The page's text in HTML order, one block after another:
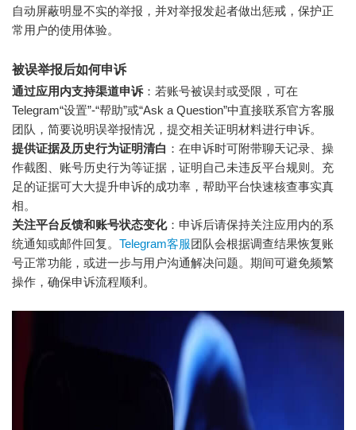
自动屏蔽明显不实的举报，并对举报发起者做出惩戒，保护正
常用户的使用体验。
被误举报后如何申诉
通过应用内支持渠道申诉：若账号被误封或受限，可在
Telegram“设置”-“帮助”或“Ask a Question”中直接联系官方客服
团队，简要说明误举报情况，提交相关证明材料进行申诉。
提供证据及历史行为证明清白 ：在申诉时可附带聊天记录、操
作截图、账号历史行为等证据，证明自己未违反平台规则。充
足的证据可大大提升申诉的成功率，帮助平台快速核查事实真
相。
关注平台反馈和账号状态变化：申诉后请保持关注应用内的系
统通知或邮件回复。 Telegram客服团队会根据调查结果恢复账
号正常功能，或进一步与用户沟通解决问题。期间可避免频繁
操作，确保申诉流程顺利。